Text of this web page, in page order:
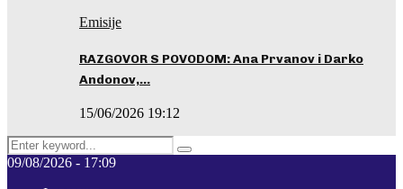
Emisije
RAZGOVOR S POVODOM: Ana Prvanov i Darko
Andonov,…
15/06/2026 19:12
Search
for:
Pretraga
09/08/2026 - 17:09